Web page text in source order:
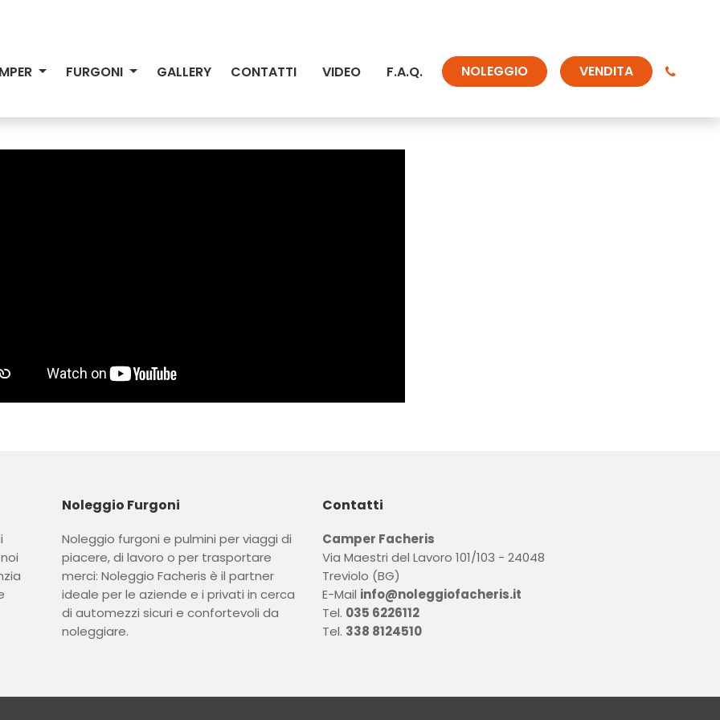
FURGONI GALLERY CONTATTI VIDEO F.A.Q. NOLEGGIO VENDITA
Noleggio Furgoni
Noleggio furgoni e pulmini per viaggi di
piacere, di lavoro o per trasportare
merci: Noleggio Facheris è il partner
ideale per le aziende e i privati in cerca
di automezzi sicuri e confortevoli da
noleggiare.
Contatti
Camper Facheris
Via Maestri del Lavoro 101/103 - 24048
Treviolo (BG)
E-Mail info@noleggiofacheris.it
Tel. 035 6226112
Tel. 338 8124510